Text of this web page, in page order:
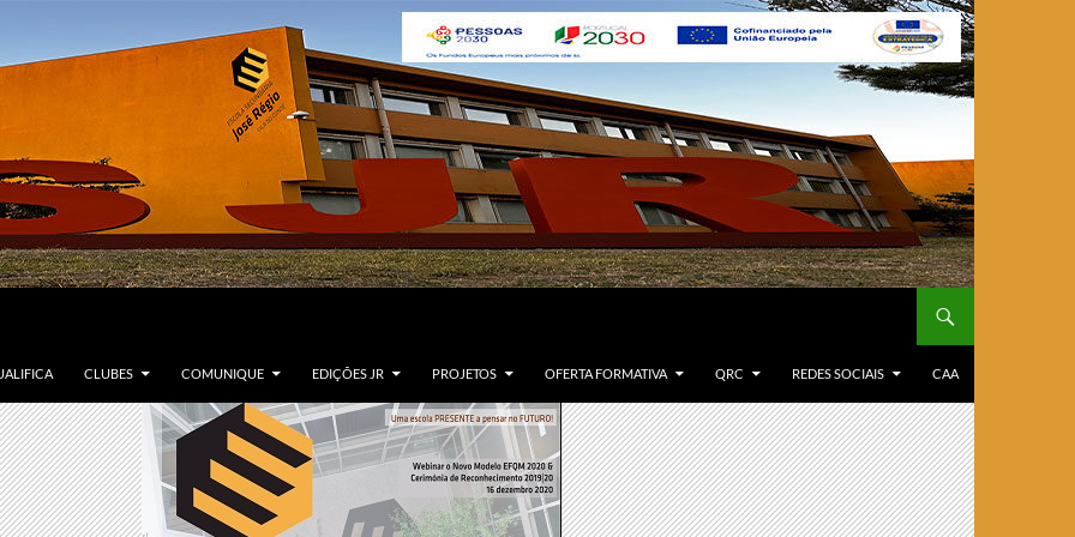
CLUBES COMUNIQUE EDIÇÕES JR PROJETOS OFERTA FORMATIVA QRC REDES SOCIAIS CAA